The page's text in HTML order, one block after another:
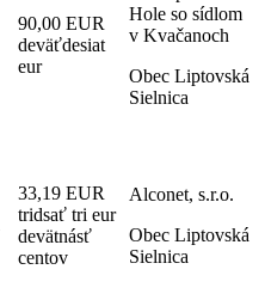
90,00 EUR
deväťdesiat
eur
Hole so sídlom
v Kvačanoch
Obec Liptovská
Sielnica
33,19 EUR
tridsať tri eur
devätnásť
centov
Alconet, s.r.o.
Obec Liptovská
Sielnica